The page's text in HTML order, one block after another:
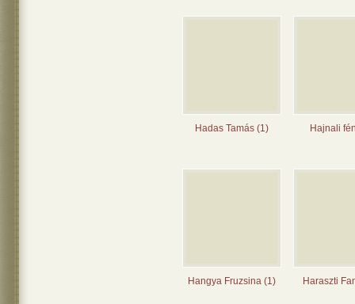
Hadas Tamás (1) Hajnali
Hangya Fruzsina (1) Haraszti